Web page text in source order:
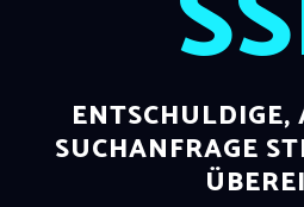
ENTSCHULDIGE,
SUCHANFRAGE